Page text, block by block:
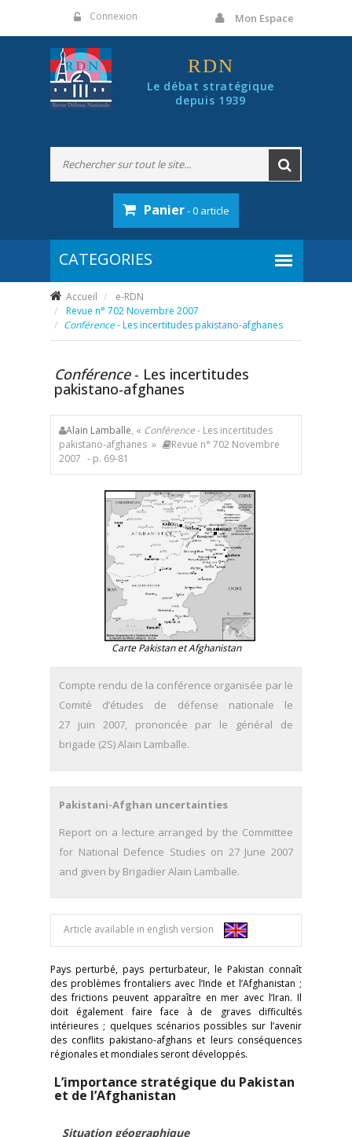
Connexion Mon Espace
RDN
Le débat stratégique
depuis 1939
Panier- 0 article
Accueil
e-RDN
Revue n° 702 Novembre 2007
Conférence- Les incertitudes pakistano-afghanes
Conférence - Les incertitudes
pakistano-afghanes
Alain Lamballe, « Conférence- Les incertitudes
pakistano-afghanes »
Revue n° 702 Novembre
2007 - p. 69-81
Carte Pakistan et Afghanistan
Compte rendu de la conférence organisée par le
Comité d’études de défense nationale le
27 juin 2007, prononcée par le général de
brigade (2S) Alain Lamballe.
Pakistani-Afghan uncertainties
Report on a lecture arranged by the Committee
for National Defence Studies on 27 June 2007
and given by Brigadier Alain Lamballe.
Article available in english version
Pays perturbé, pays perturbateur, le Pakistan connaît
des problèmes frontaliers avec l’Inde et l’Afghanistan ;
des frictions peuvent apparaître en mer avec l’Iran. Il
doit également faire face à de graves difficultés
intérieures ; quelques scénarios possibles sur l’avenir
des conflits pakistano-afghans et leurs conséquences
régionales et mondiales seront développés.
L’importance stratégique du Pakistan
et de l’Afghanistan
Situation géographique